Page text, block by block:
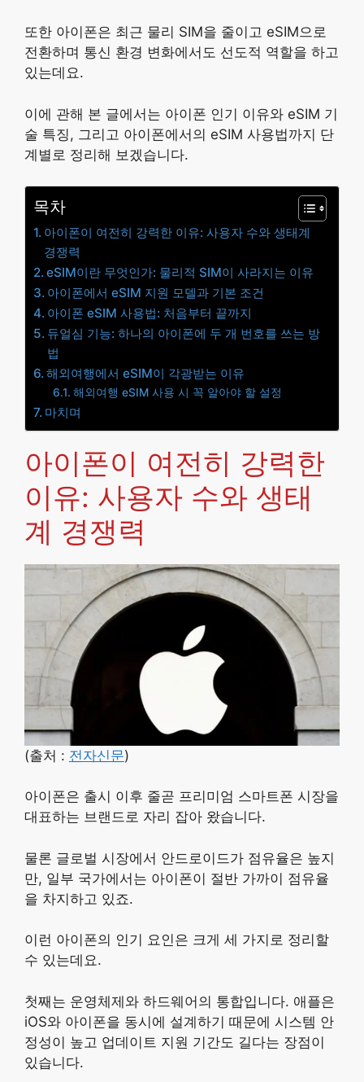
또한 아이폰은 최근 물리 SIM을 줄이고 eSIM으로
전환하며 통신 환경 변화에서도 선도적 역할을 하고
있는데요.
이에 관해 본 글에서는 아이폰 인기 이유와 eSIM 기
술 특징, 그리고 아이폰에서의 eSIM 사용법까지 단
계별로 정리해 보겠습니다.
목차
아이폰이 여전히 강력한 이유: 사용자 수와 생태계
경쟁력
eSIM이란 무엇인가: 물리적 SIM이 사라지는 이유
아이폰에서 eSIM 지원 모델과 기본 조건
아이폰 eSIM 사용법: 처음부터 끝까지
듀얼심 기능: 하나의 아이폰에 두 개 번호를 쓰는 방
법
해외여행에서 eSIM이 각광받는 이유
해외여행 eSIM 사용 시 꼭 알아야 할 설정
마치며
아이폰이 여전히 강력한
이유: 사용자 수와 생태
계 경쟁력
(출처 : 전자신문)
아이폰은 출시 이후 줄곧 프리미엄 스마트폰 시장을
대표하는 브랜드로 자리 잡아 왔습니다.
물론 글로벌 시장에서 안드로이드가 점유율은 높지
만, 일부 국가에서는 아이폰이 절반 가까이 점유율
을 차지하고 있죠.
이런 아이폰의 인기 요인은 크게 세 가지로 정리할
수 있는데요.
첫째는 운영체제와 하드웨어의 통합입니다. 애플은
iOS와 아이폰을 동시에 설계하기 때문에 시스템 안
정성이 높고 업데이트 지원 기간도 길다는 장점이
있습니다.